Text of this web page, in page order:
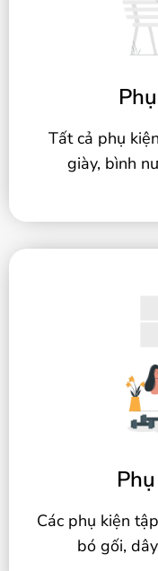
Tất cả phụ
giày, bình
Các phụ kiện
bó gối,